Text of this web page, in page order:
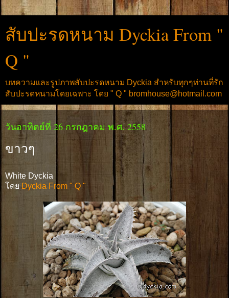
สับปะรดหนาม Dyckia From "
Q "
บทความและรูปภาพสับปะรดหนาม Dyckia สำหรับทุกๆท่านที่รัก
สับปะรดหนามโดยเฉพาะ โดย " Q " bromhouse@hotmail.com
วันอาทิตย์ที่ 26 กรกฎาคม พ.ศ. 2558
ขาวๆ
White Dyckia
โดยDyckia From " Q "